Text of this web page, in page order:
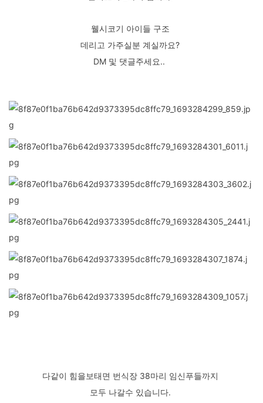
웰시코기 아이들 구조
데리고 가주실분 계실까요?
DM 및 댓글주세요..
다같이 힘을보태면 번식장 38마리 임신푸들까지
모두 나갈수 있습니다.